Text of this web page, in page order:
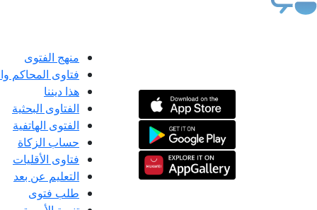
منهج الفتوى
فتاوى المحاكم
هذا ديننا
الفتاوى البحثية
الفتوى الهاتفية
حساب الزكاة
فتاوى الأقليات
التعليم عن بعد
طلب فتوى